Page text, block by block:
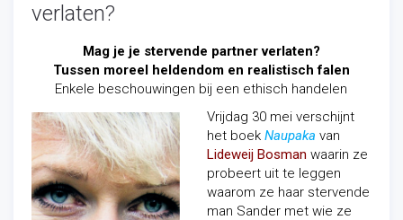
verlaten?
Mag je je stervende partner verlaten?
Tussen moreel heldendom en realistisch falen
Enkele beschouwingen bij een ethisch handelen
Vrijdag 30 mei verschijnt
het boek Naupaka van
Lideweij Bosman waarin ze
probeert uit te leggen
waarom ze haar stervende
man Sander met wie ze